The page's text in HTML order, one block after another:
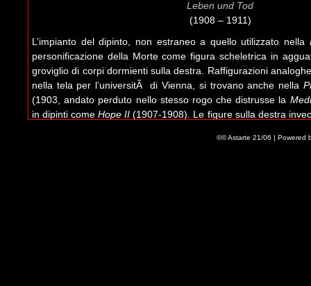
Leben und Tod
(1908 – 1911)
L’impianto del dipinto, non estraneo a quello utilizzato nella
personificazione della Morte come figura scheletrica in
groviglio di corpi dormienti sulla destra. Raffigurazioni
nella tela per l’universitÃ di Vienna, si trovano anche nella
(1903, andato perduto nello stesso rogo che distrusse la
in dipinti comeHope II (1907-1908). Le figure sulla destra
©© Astarte 21/06 | Powered